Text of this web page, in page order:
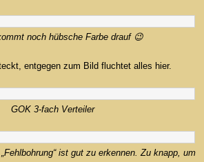
noch hübsche Farbe drauf 😉
entgegen zum Bild fluchtet alles hier.
GOK 3-fach Verteiler
ist gut zu erkennen. Zu knapp, um